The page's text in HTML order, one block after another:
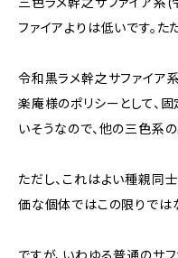
ファイアよりは低いです。た
令和黒ラメ幹之サファイア
楽庵様のポリシーとして、
いそうなので、他の三色系
ただし、これはよい種親同
価な個体ではこの限りでは
ですが、いわゆる普通のサ